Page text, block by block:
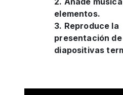
elementos.
3. Reproduce la
presentación de
diapositivas